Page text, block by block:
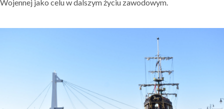
Wojennej jako celu w dalszym życiu zawodowym.